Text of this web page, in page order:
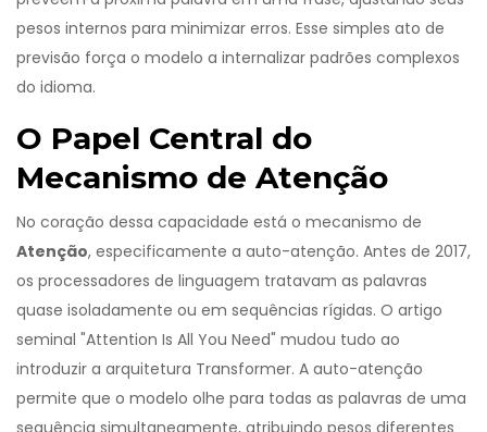
pesos internos para minimizar erros. Esse simples ato de
previsão força o modelo a internalizar padrões complexos
do idioma.
O Papel Central do
Mecanismo de Atenção
No coração dessa capacidade está o mecanismo de
Atenção, especificamente a auto-atenção. Antes de 2017,
os processadores de linguagem tratavam as palavras
quase isoladamente ou em sequências rígidas. O artigo
seminal "Attention Is All You Need" mudou tudo ao
introduzir a arquitetura Transformer. A auto-atenção
permite que o modelo olhe para todas as palavras de uma